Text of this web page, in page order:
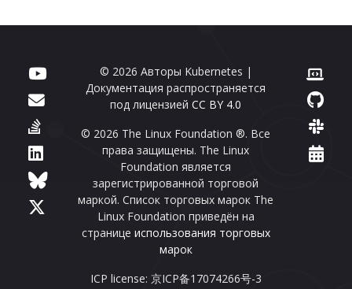
© 2026 Авторы Kubernetes |
Документация распространяется
под лицензиейCC BY 4.0
© 2026 The Linux Foundation ®. Все
права защищены. The Linux
Foundation является
зарегистрированной торговой
маркой. Список торговых марок The
Linux Foundation приведён на
странице использования торговых
марок
ICP license: 京ICP备17074266号-3